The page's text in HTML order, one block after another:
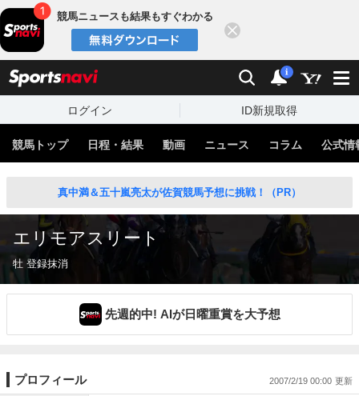
競馬ニュースも結果もすぐわかる
検索 通知
i
ログイン ID新規取得
競馬トップ 日程・結果 動画 ニュース コラム 公式情
真中満＆五十嵐亮太が佐賀競馬予想に挑戦！（PR）
エリモアスリート
牡 登録抹消
先週的中! AIが日曜重賞を大予想
プロフィール 2007/2/19 00:00